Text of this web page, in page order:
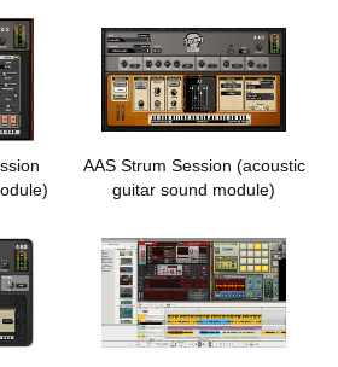
AAS Strum Session (acoustic
guitar sound module)